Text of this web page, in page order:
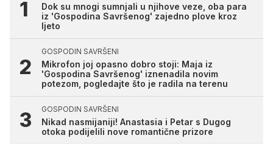
Dok su mnogi sumnjali u njihove veze, oba para
iz 'Gospodina Savršenog' zajedno plove kroz
ljeto
GOSPODIN SAVRŠENI
Mikrofon joj opasno dobro stoji: Maja iz
'Gospodina Savršenog' iznenadila novim
potezom, pogledajte što je radila na terenu
GOSPODIN SAVRŠENI
Nikad nasmijaniji! Anastasia i Petar s Dugog
otoka podijelili nove romantične prizore